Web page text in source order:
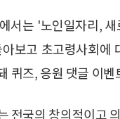
서는 '노인일자리,
보고 초고령사회에
퀴즈, 응원 댓글 이
전국의 창의적이고